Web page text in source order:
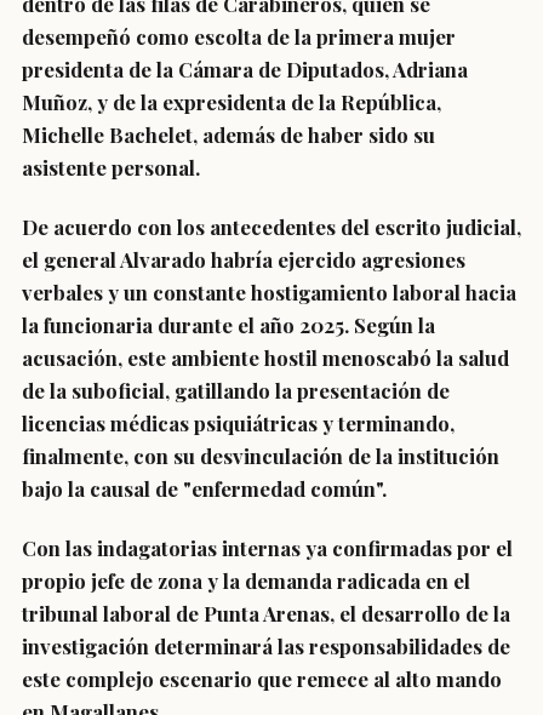
desempeñó como escolta de la primera mujer
presidenta de la Cámara de Diputados, Adriana
Muñoz, y de la expresidenta de la República,
Michelle Bachelet, además de haber sido su
asistente personal.
De acuerdo con los antecedentes del escrito judicial,
el general Alvarado habría ejercido agresiones
verbales y un constante hostigamiento laboral hacia
la funcionaria durante el año 2025. Según la
acusación, este ambiente hostil menoscabó la salud
de la suboficial, gatillando la presentación de
licencias médicas psiquiátricas y terminando,
finalmente, con su desvinculación de la institución
bajo la causal de "enfermedad común".
Con las indagatorias internas ya confirmadas por el
propio jefe de zona y la demanda radicada en el
tribunal laboral de Punta Arenas, el desarrollo de la
investigación determinará las responsabilidades de
este complejo escenario que remece al alto mando